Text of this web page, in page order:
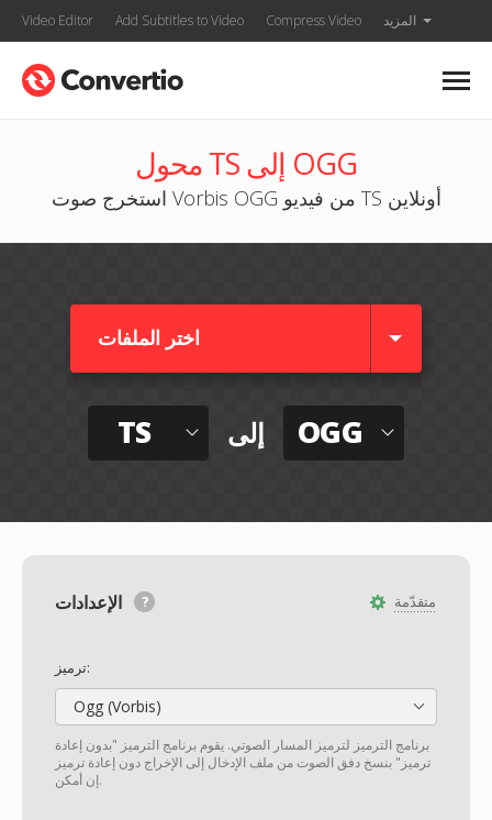
Video Editor Add Subtitles to Video Compress Video المزيد
محول TS إلى OGG
استخرج صوت Vorbis OGG من فيديو TS أونلاين
اختر الملفات
TS إلى OGG
متقدّمة
ترميز:
Ogg (Vorbis)
برنامج الترميز لترميز المسار الصوتي. يقوم برنامج الترميز "بدون إعادة
ترميز" بنسخ دفق الصوت من ملف الإدخال إلى الإخراج دون إعادة ترميز
إن أمكن.